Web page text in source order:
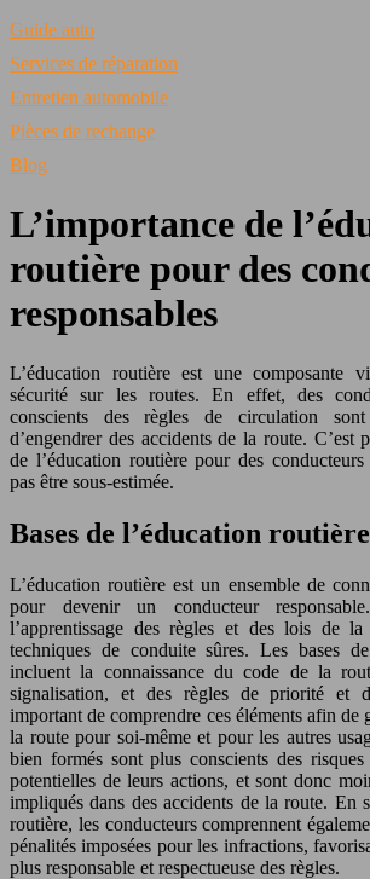
Guide auto
Services de réparation
Entretien automobile
Pièces de rechange
Blog
L’importance de
routière pour des
responsables
L’éducation routière est une composante
sécurité sur lesroutes. En effet, des
conscients des règles de circulation sont
d’engendrer des accidents de la route. C’est
de l’éducation routière pour des
pas être sous-estimée.
Bases de l’éducation routière
L’éducation routière est un ensemble de
pour devenir un conducteur
l’apprentissage des règles et des lois de
techniques de conduite sûres. Les bases
incluent la connaissance du code de la
signalisation, et des règles de priorité et
important de comprendre ces éléments afin de
la route pour soi-même et pour les autres
bien formés sont plus conscients des risques
potentielles de leurs actions, et sont donc
impliqués dans des accidents de la route. En
routière, les conducteurs comprennent
pénalités imposées pour les infractions,
plus responsable et respectueuse des règles.